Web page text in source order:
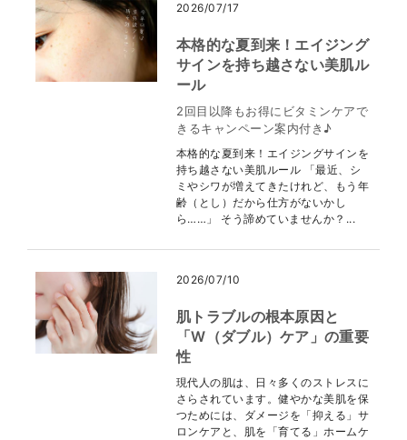
2026/07/17
本格的な夏到来！エイジング
サインを持ち越さない美肌ル
ール
2回目以降もお得にビタミンケアで
きるキャンペーン案内付き♪
本格的な夏到来！エイジングサインを
持ち越さない美肌ルール 「最近、シ
ミやシワが増えてきたけれど、もう年
齢（とし）だから仕方がないかし
ら……」 そう諦めていませんか？...
2026/07/10
肌トラブルの根本原因と
「W（ダブル）ケア」の重要
性
現代人の肌は、日々多くのストレスに
さらされています。健やかな美肌を保
つためには、ダメージを「抑える」サ
ロンケアと、肌を「育てる」ホームケ